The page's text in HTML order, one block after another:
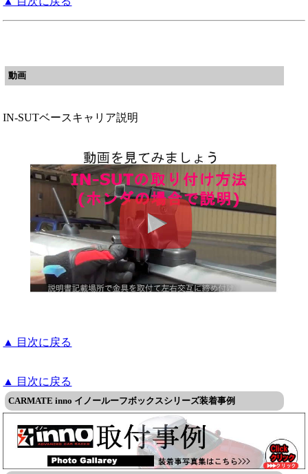
動画
IN-SUTベースキャリア説明
▲ 目次に戻る
▲ 目次に戻る
CARMATE inno イノールーフボックスシリーズ装着事例